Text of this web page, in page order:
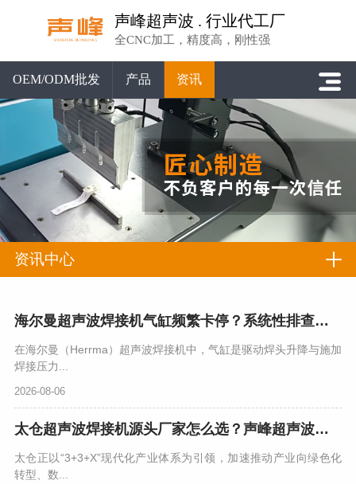
声峰超声波 . 行业代工厂
全CNC加工，精度高，刚性强
OEM/ODM批发 产品 资讯
资讯中心
海尔曼超声波焊接机气缸频繁卡停？系统性排查与专业解决方案
在海尔曼（Herrma）超声波焊接机中，气缸是驱动焊头升降与施加
焊接压力...
2026-08-06
太仓超声波焊接机源头厂家怎么选？声峰超声波用实力说话
太仓正以“3+3+X”现代化产业体系为引领，加速推动产业向绿色化
转型、数...